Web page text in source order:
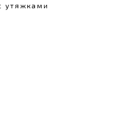
утяжками